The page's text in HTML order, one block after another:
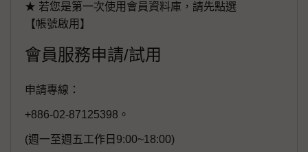
★ 若您是第一次使用會員資料庫，請先點選
【帳號啟用】
會員服務申請/試用
申請專線：
+886-02-87125398。
(週一至週五工作日9:00~18:00)